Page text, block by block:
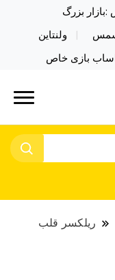
:بازار بزرگ
ولنتاین
بازی خاص
هالووین
اکسسوری
تراول ماگ نایکر
کادویی
مستقیم
ریلکسر قلب